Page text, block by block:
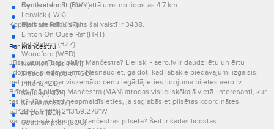
Bentwaters St (BWY)
Lerwick (LWK)
Marham Raf (KNF)
Linton On Ouse Raf (HRT)
Raf Station (BZZ)
Woodford (WFD)
Norwich Arpt (NWI)
Tresco Heliport (TSO)
Filton (FZO)
Sanday (NDY)
Stronsay (SOY)
Airport (EDI)
Southampton (SOU)
Oyo London Luton - attālums no lidostas 4.7 km
Kopējais viesnīcu skaits šai valstī ir 3438.
Par Mančestru
Jūsu uzmanības lokā ir Mančestra? Lieliski - aero.lv ir daudz lētu un ērtu
lidojumu piedāvājumu! Nesnaudiet, gaidot, kad labākie piedāvājumi izgaisīs,
bet jau tagad par viszemāko cenu iegādājieties lidojuma biļetes aero.lv.
Brīnišķīgā pilsēta Mančestra (MAN) atrodas vislieliskākajā vietā. Interesanti, kur
tas ir? Jūs nekad neapmaldīsieties, ja saglabāsiet pilsētas koordinātes
53°28′46.948″N 2°13′59.276″W.
Vai zināt, cik lidostu ir Mančestras pilsētā? Šeit ir šādas lidostas: